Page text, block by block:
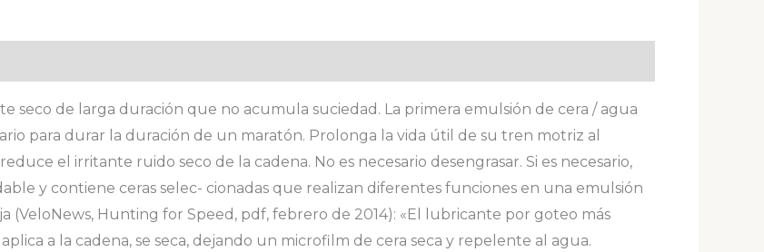
seco de larga duración que no acumula suciedad. La primera emulsión de cera / agua
para durar la duración de un maratón. Prolonga la vida útil de su tren motriz al
el irritante ruido seco de la cadena. No es necesario desengrasar. Si es necesario,
y contiene ceras selec- cionadas que realizan diferentes funciones en una emulsión
(VeloNews, Hunting for Speed, pdf, febrero de 2014): «El lubricante por goteo más
a la cadena, se seca, dejando un microfilm de cera seca y repelente al agua.